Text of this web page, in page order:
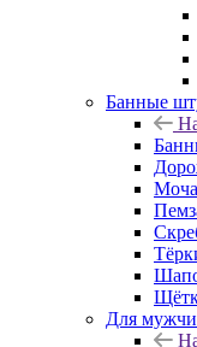
Банные
Для